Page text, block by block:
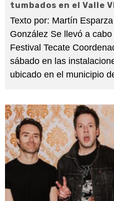
tumbados en el Valle
Texto por: Martín
González Se llevó a
Festival Tecate
sábado en las
ubicado en el municipio